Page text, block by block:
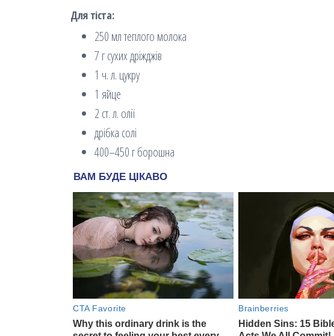
Для тіста:
250 мл теплого молока
7 г сухих дріжджів
1 ч. л. цукру
1 яйце
2 ст. л. олії
дрібка солі
400–450 г борошна